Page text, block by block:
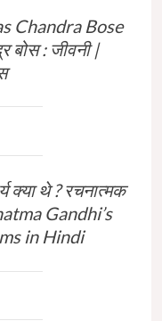
Chandra Bose
बोस : जीवनी |
क्या थे ? रचनात्मक
Gandhi’s
in Hindi